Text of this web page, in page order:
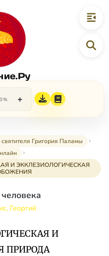
+
Григория Паламы
И ЭККЛЕЗИОЛОГИЧЕСКАЯ
Георгий
И
ПРИРОДА